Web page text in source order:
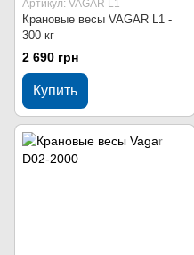
Артикул: VAGAR L1
Крановые весы VAGAR L1 -
300 кг
2 690 грн
Купить